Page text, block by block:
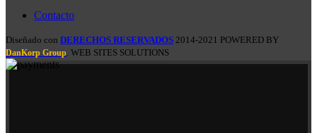
Contacto
Diseñado con DERECHOS RESERVADOS 2014-2021 POWERED BY
DanKorp Group. WEB SITES SOLUTIONS